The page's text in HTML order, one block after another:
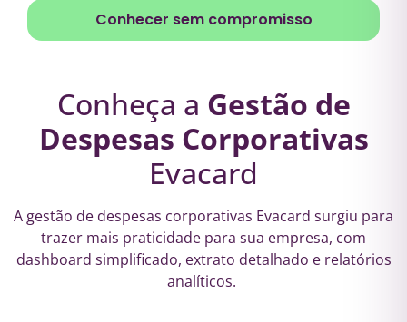
Conhecer sem compromisso
Conheça a Gestão de
Despesas Corporativas
Evacard
A gestão de despesas corporativas Evacard surgiu para
trazer mais praticidade para sua empresa, com
dashboard simplificado, extrato detalhado e relatórios
analíticos.